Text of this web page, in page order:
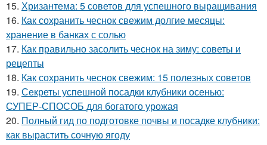
15. Хризантема: 5 советов для успешного выращивания
16. Как сохранить чеснок свежим долгие месяцы:
хранение в банках с солью
17. Как правильно засолить чеснок на зиму: советы и
рецепты
18. Как сохранить чеснок свежим: 15 полезных советов
19. Секреты успешной посадки клубники осенью:
СУПЕР-СПОСОБ для богатого урожая
20. Полный гид по подготовке почвы и посадке клубники:
как вырастить сочную ягоду